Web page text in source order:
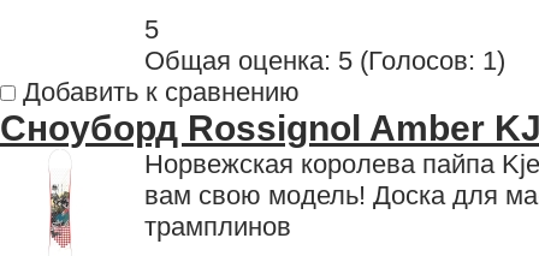
5
Общая оценка: 5 (Голосов: 1)
Добавить к сравнению
Сноуборд Rossignol Amber
Норвежская королева пайпа
вам свою модель! Доска для
трамплинов